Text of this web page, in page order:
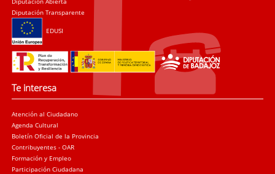
Diputación Transparente
EDUSI
Te interesa
Atención al Ciudadano
Agenda Cultural
Boletín Oficial de la Provincia
Contribuyentes - OAR
Formación y Empleo
Participación Ciudadana